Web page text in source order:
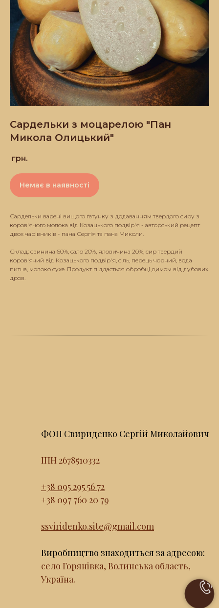
Сардельки з моцарелою "Пан
Микола Олицький"
грн.
Немає в наявності
Сардельки варені вищого ґатунку з додаванням твердого сиру з
коров'ячого молока від Козацького подвір'я - авторський рецепт
двох чарівників - пана Сергія та пана Миколи.
Склад: свинина 60%, сало 20%, яловичина 20%, сир твердий
коров'ячий від Козацького подвір'я, сіль, перець чорний, вода
питна, молоко сухе. Продукт піддається обробці димом від дубових
дров.
ФОП Свириденко Сергій Миколайович
ІПН 2678510332
+38 095 295 56 72
+38 097 760 20 79
ssviridenko.site@gmail.com
Виробництво знаходиться за адресою:
село Горянівка, Волинська область,
Україна.